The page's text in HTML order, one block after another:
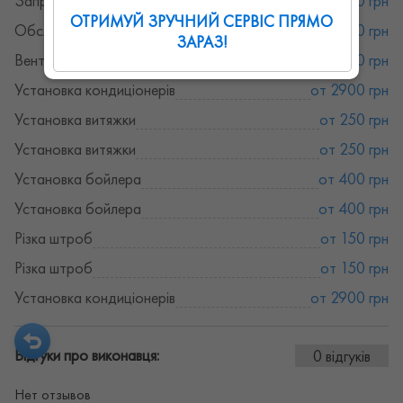
Обслуговування кондиціонерів
от 650 грн
Вентиляція та кондиціонери
от 120 грн
Установка кондиціонерів
от 2900 грн
Установка витяжки
от 250 грн
Установка витяжки
от 250 грн
Установка бойлера
от 400 грн
Установка бойлера
от 400 грн
Різка штроб
от 150 грн
Різка штроб
от 150 грн
Установка кондиціонерів
от 2900 грн
Відгуки про виконавця: 0 відгуків
Нет отзывов
ОТРИМУЙ ЗРУЧНИЙ СЕРВІС ПРЯМО
ЗАРАЗ!